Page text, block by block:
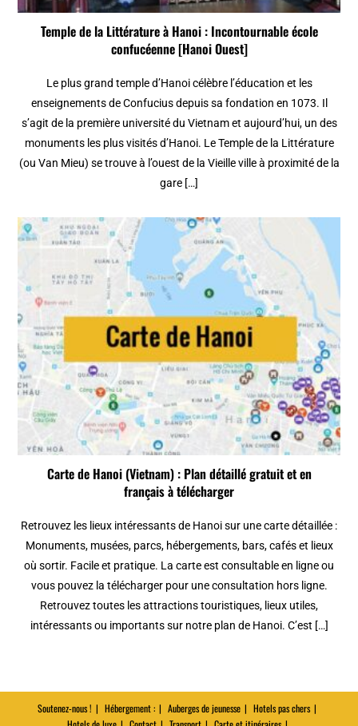
Temple de la Littérature à Hanoi : Incontournable école
confucéenne [Hanoi Ouest]
Le plus grand temple d’Hanoi célèbre l’éducation et les
enseignements de Confucius depuis sa fondation en 1073. Il
s’agit de la première université du Vietnam et aujourd’hui, un des
monuments les plus visités d’Hanoi. Le Temple de la Littérature
(ou Van Mieu) se trouve à l’ouest de la Vieille ville à proximité de la
gare […]
Carte de Hanoi (Vietnam) : Plan détaillé gratuit et en
français à télécharger
Retrouvez les lieux intéressants de Hanoi sur une carte détaillée :
Monuments, musées, parcs, hébergements, bars, cafés et lieux
où sortir. Facile et pratique. La carte est consultable en ligne ou
vous pouvez la télécharger pour une consultation hors ligne.
Retrouvez toutes les attractions touristiques, lieux utiles,
intéressants ou importants sur notre plan de Hanoi. C’est […]
Soutenez-nous ! Hébergement : Auberges de jeunesse
Hotels pas chers